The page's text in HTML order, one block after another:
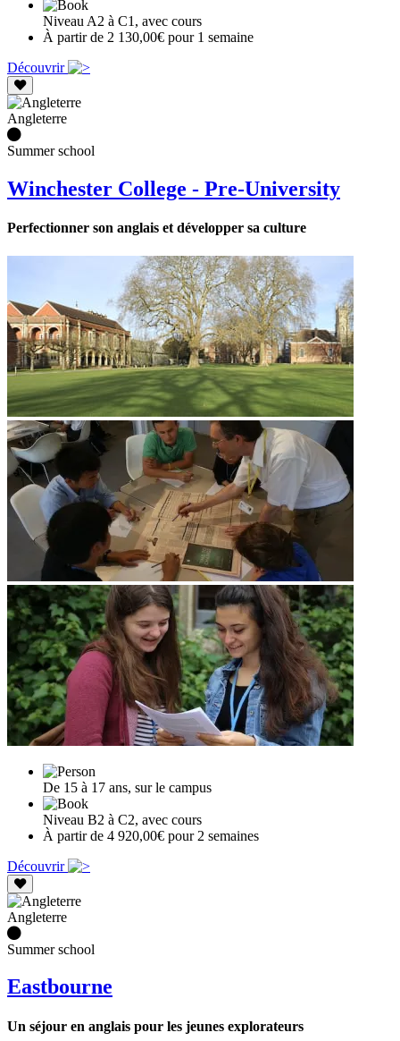
Niveau A2 à C1, avec cours
À partir de 2 130,00€ pour 1 semaine
Découvrir
Angleterre
Summer school
Winchester College - Pre-University
Perfectionner son anglais et développer sa culture
De 15 à 17 ans, sur le campus
Niveau B2 à C2, avec cours
À partir de 4 920,00€ pour 2 semaines
Découvrir
Angleterre
Summer school
Eastbourne
Un séjour en anglais pour les jeunes explorateurs